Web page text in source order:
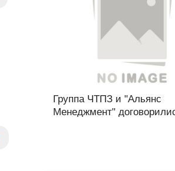
Группа ЧТПЗ и "Альянс
Менеджмент"